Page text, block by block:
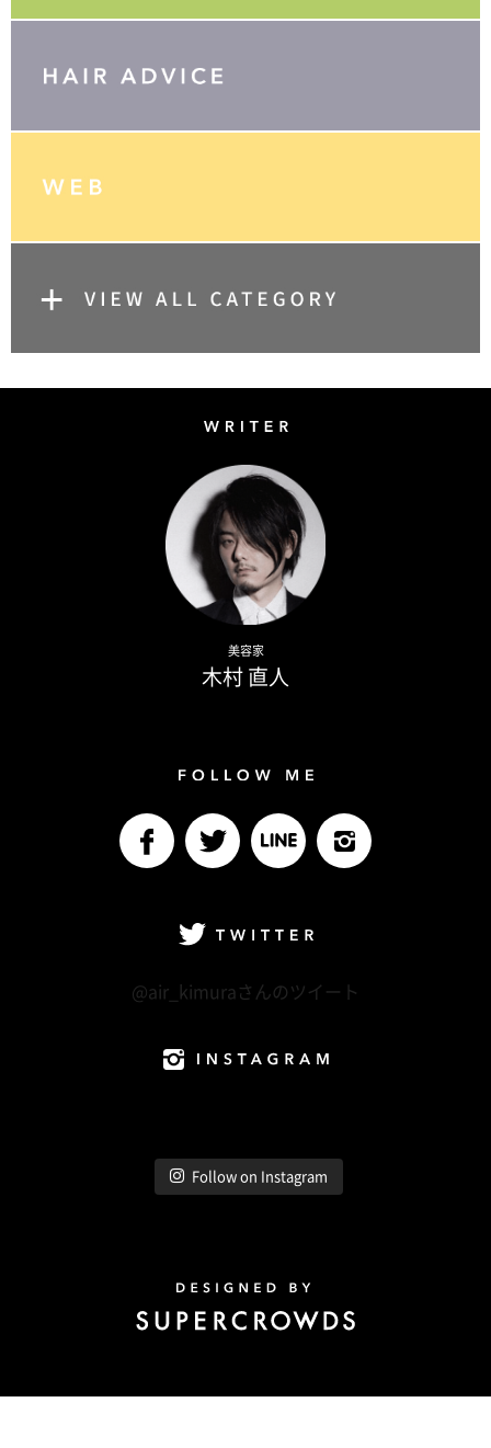
美容家
木村 直人
@air_kimuraさんのツイート
Follow on Instagram